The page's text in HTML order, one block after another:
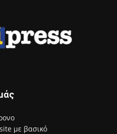
με βασικό